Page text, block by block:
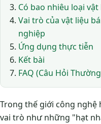
Có bao nhiêu loại
Vai trò của vật liệu
nghiệp
Ứng dụng thực tiễn
Kết bài
FAQ (Câu Hỏi
Trong thế giới công nghệ
vai trò như những "hạt